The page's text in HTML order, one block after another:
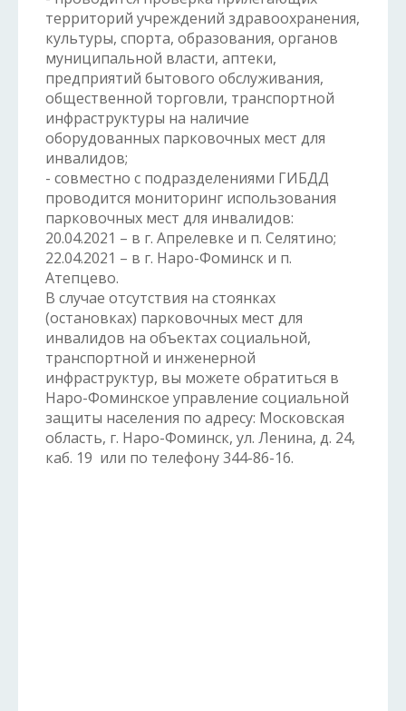
территорий учреждений здравоохранения,
культуры, спорта, образования, органов
муниципальной власти, аптеки,
предприятий бытового обслуживания,
общественной торговли, транспортной
инфраструктуры на наличие
оборудованных парковочных мест для
инвалидов;
- совместно с подразделениями ГИБДД
проводится мониторинг использования
парковочных мест для инвалидов:
20.04.2021 – в г. Апрелевке и п. Селятино;
22.04.2021 – в г. Наро-Фоминск и п.
Атепцево.
В случае отсутствия на стоянках
(остановках) парковочных мест для
инвалидов на объектах социальной,
транспортной и инженерной
инфраструктур, вы можете обратиться в
Наро-Фоминское управление социальной
защиты населения по адресу: Московская
область, г. Наро-Фоминск, ул. Ленина, д. 24,
каб. 19 или по телефону 344-86-16.